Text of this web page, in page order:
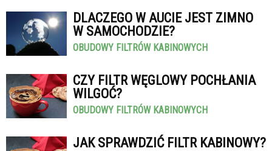
DLACZEGO W AUCIE JEST ZIMNO
W SAMOCHODZIE?
OBUDOWY FILTRÓW KABINOWYCH
CZY FILTR WĘGLOWY POCHŁANIA
WILGOĆ?
OBUDOWY FILTRÓW KABINOWYCH
JAK SPRAWDZIĆ FILTR KABINOWY?